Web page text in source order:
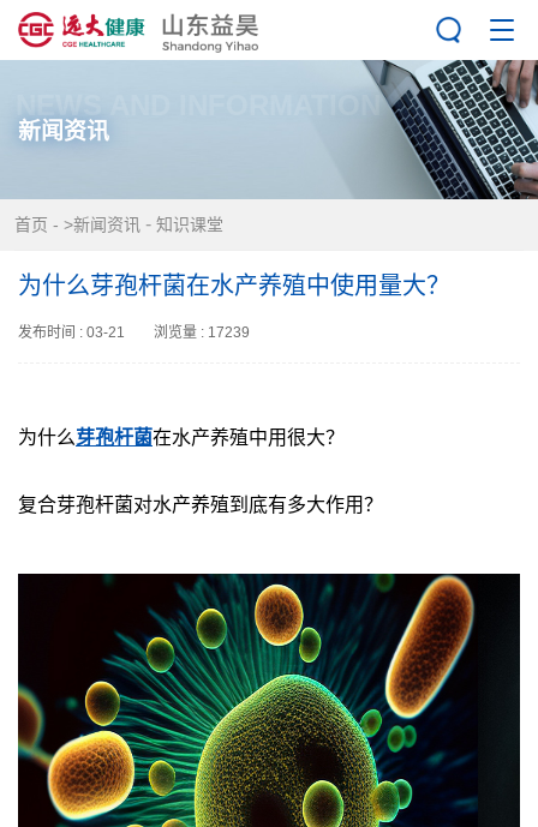
NEWS AND INFORMATION
新闻资讯
首页 - >新闻资讯 - 知识课堂
为什么芽孢杆菌在水产养殖中使用量大？
发布时间 : 03-21 浏览量 : 17239
为什么芽孢杆菌在水产养殖中用很大？
复合芽孢杆菌对水产养殖到底有多大作用？